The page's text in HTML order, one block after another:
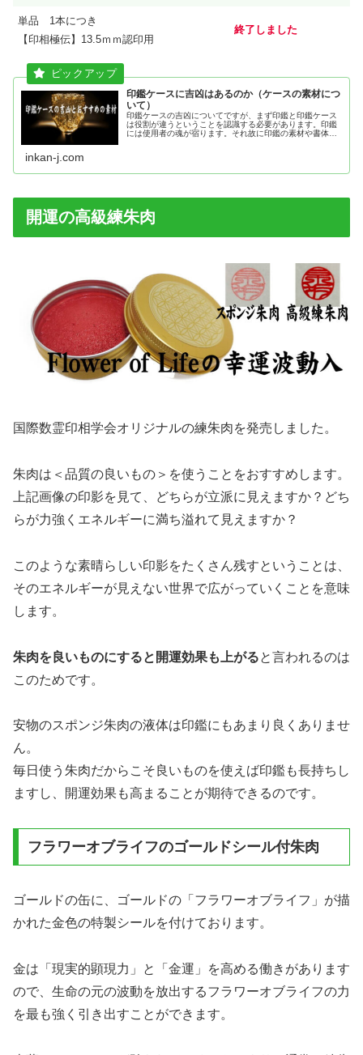
単品 1本につき
【印相極伝】13.5ｍｍ認印用
終了しました
印鑑ケースに吉凶はあるのか（ケースの素材につ
いて）
印鑑ケースの吉凶についてですが、まず印鑑と印鑑ケース
は役割が違うということを認識する必要があります。印鑑
には使用者の魂が宿ります。それ故に印鑑の素材や書体の
inkan-j.com
開運の高級練朱肉
国際数霊印相学会オリジナルの練朱肉を発売しました。
朱肉は＜品質の良いもの＞を使うことをおすすめします。
上記画像の印影を見て、どちらが立派に見えますか？どち
らが力強くエネルギーに満ち溢れて見えますか？
このような素晴らしい印影をたくさん残すということは、
そのエネルギーが見えない世界で広がっていくことを意味
します。
朱肉を良いものにすると開運効果も上がると言われるのは
このためです。
安物のスポンジ朱肉の液体は印鑑にもあまり良くありませ
ん。
毎日使う朱肉だからこそ良いものを使えば印鑑も長持ちし
ますし、開運効果も高まることが期待できるのです。
フラワーオブライフのゴールドシール付朱肉
ゴールドの缶に、ゴールドの「フラワーオブライフ」が描
かれた金色の特製シールを付けております。
金は「現実的顕現力」と「金運」を高める働きがあります
ので、生命の元の波動を放出するフラワーオブライフの力
を最も強く引き出すことができます。